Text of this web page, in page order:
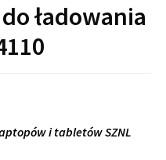
ładowania
i tabletów SZNL